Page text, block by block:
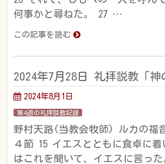
何事かと尋ねた。 27 …
この記事を読む
2024年7月28日 礼拝説教「神
2024年8月1日
第4週の礼拝説教記録
野村天路(当教会牧師) ルカの福
４節 15 イエスとともに食卓に着
はこれを聞いて、イエスに言っ